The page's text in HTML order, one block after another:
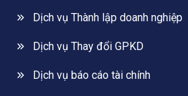
Dịch vụ Thành lập doanh nghiệp
Dịch vụ Thay đổi GPKD
Dịch vụ báo cáo tài chính